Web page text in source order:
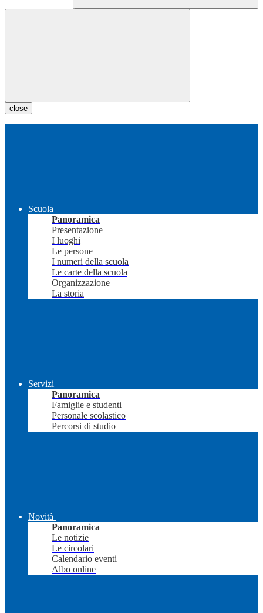
close
Scuola
Panoramica
Presentazione
I luoghi
Le persone
I numeri della scuola
Le carte della scuola
Organizzazione
La storia
Servizi
Panoramica
Famiglie e studenti
Personale scolastico
Percorsi di studio
Novità
Panoramica
Le notizie
Le circolari
Calendario eventi
Albo online